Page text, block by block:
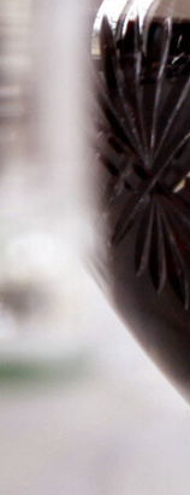
Logga in för att
Art.nr: 20816-01
Information
Producent
Årgång
Land
Område
Färg